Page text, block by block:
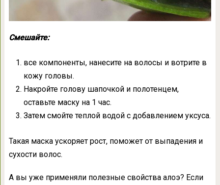
Смешайте:
все компоненты, нанесите на волосы и вотрите в
кожу головы.
Накройте голову шапочкой и полотенцем,
оставьте маску на 1 час.
Затем смойте теплой водой с добавлением уксуса.
Такая маска ускоряет рост, поможет от выпадения и
сухости волос.
А вы уже применяли полезные свойства алоэ? Если